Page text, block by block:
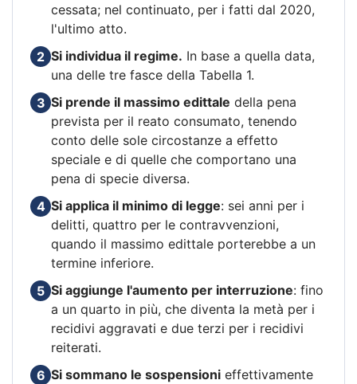
cessata; nel continuato, per i fatti dal 2020,
l'ultimo atto.
2 Si individua il regime. In base a quella data,
una delle tre fasce della Tabella 1.
3 Si prende il massimo edittale della pena
prevista per il reato consumato, tenendo
conto delle sole circostanze a effetto
speciale e di quelle che comportano una
pena di specie diversa.
4 Si applica il minimo di legge: sei anni per i
delitti, quattro per le contravvenzioni,
quando il massimo edittale porterebbe a un
termine inferiore.
5 Si aggiunge l'aumento per interruzione: fino
a un quarto in più, che diventa la metà per i
recidivi aggravati e due terzi per i recidivi
reiterati.
6 Si sommano le sospensioni effettivamente